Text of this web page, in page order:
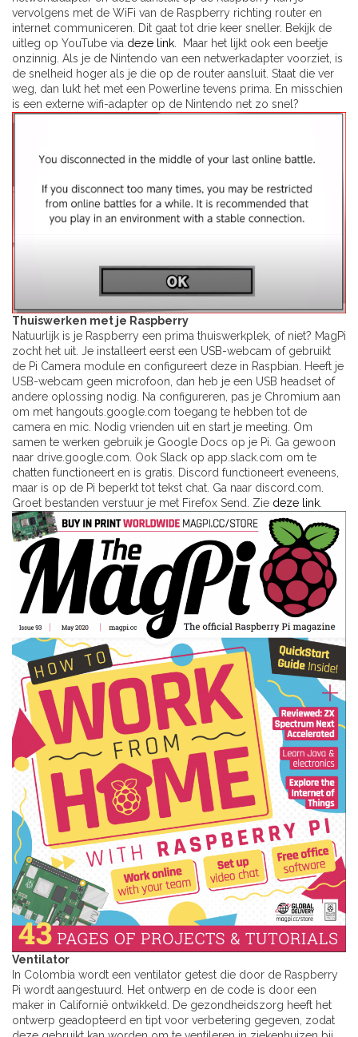
vervolgens met de WiFi van de Raspberry richting router en
internet communiceren. Dit gaat tot drie keer sneller. Bekijk de
uitleg op YouTube via deze link . Maar het lijkt ook een beetje
onzinnig. Als je de Nintendo van een netwerkadapter voorziet, is
de snelheid hoger als je die op de router aansluit. Staat die ver
weg, dan lukt het met een Powerline tevens prima. En misschien
is een externe wifi-adapter op de Nintendo net zo snel?
Thuiswerken met je Raspberry
Natuurlijk is je Raspberry een prima thuiswerkplek, of niet? MagPi
zocht het uit. Je installeert eerst een USB-webcam of gebruikt
de Pi Camera module en configureert deze in Raspbian. Heeft je
USB-webcam geen microfoon, dan heb je een USB headset of
andere oplossing nodig. Na configureren, pas je Chromium aan
om met hangouts.google.com toegang te hebben tot de
camera en mic. Nodig vrienden uit en start je meeting. Om
samen te werken gebruik je Google Docs op je Pi. Ga gewoon
naar drive.google.com. Ook Slack op app.slack.com om te
chatten functioneert en is gratis. Discord functioneert eveneens,
maar is op de Pi beperkt tot tekst chat. Ga naar discord.com.
Groet bestanden verstuur je met Firefox Send. Zie deze link.
Ventilator
In Colombia wordt een ventilator getest die door de Raspberry
Pi wordt aangestuurd. Het ontwerp en de code is door een
maker in Californië ontwikkeld. De gezondheidszorg heeft het
ontwerp geadopteerd en tipt voor verbetering gegeven, zodat